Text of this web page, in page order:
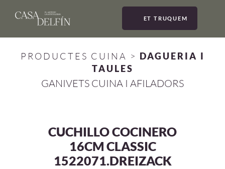
ET TRUQUEM
PRODUCTES CUINA > DAGUERIA I
TAULES
GANIVETS CUINA I AFILADORS
CUCHILLO COCINERO
16CM CLASSIC
1522071.DREIZACK